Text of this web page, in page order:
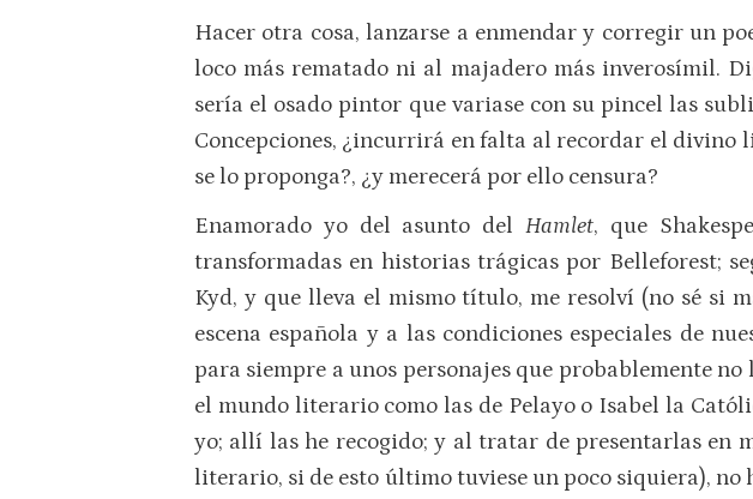
Hacer otra cosa, lanzarse a enmendar y corregir un
loco más rematado ni al majadero más inverosímil.
sería el osado pintor que variase con su pincel las
Concepciones, ¿incurrirá en falta al recordar el
se lo proponga?, ¿y merecerá por ello censura?
Enamorado yo del asunto del Hamlet, que
transformadas en historias trágicas por Belleforest;
Kyd, y que lleva el mismo título, me resolví (no sé si
escena española y a las condiciones especiales de
para siempre a unos personajes que probablemente
el mundo literario como las de Pelayo o Isabel la
yo; allí las he recogido; y al tratar de presentarlas
literario, si de esto último tuviese un poco siquiera), no